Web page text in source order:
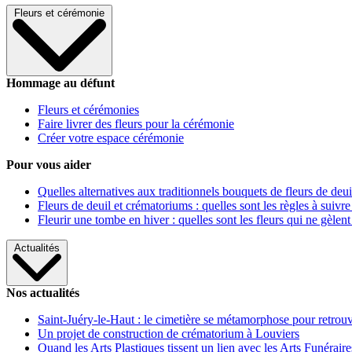
Fleurs et cérémonie
Hommage au défunt
Fleurs et cérémonies
Faire livrer des fleurs pour la cérémonie
Créer votre espace cérémonie
Pour vous aider
Quelles alternatives aux traditionnels bouquets de fleurs de
Fleurs de deuil et crématoriums : quelles sont les règles à
Fleurir une tombe en hiver : quelles sont les fleurs qui ne gèlent
Actualités
Nos actualités
Saint-Juéry-le-Haut : le cimetière se métamorphose pour
Un projet de construction de crématorium à Louviers
Quand les Arts Plastiques tissent un lien avec les Arts